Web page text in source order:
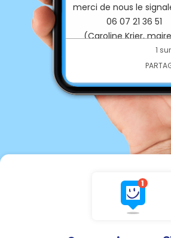
merci de nous le
06 07 21 36 51
(Caroline Krier,
Sennevières)
1